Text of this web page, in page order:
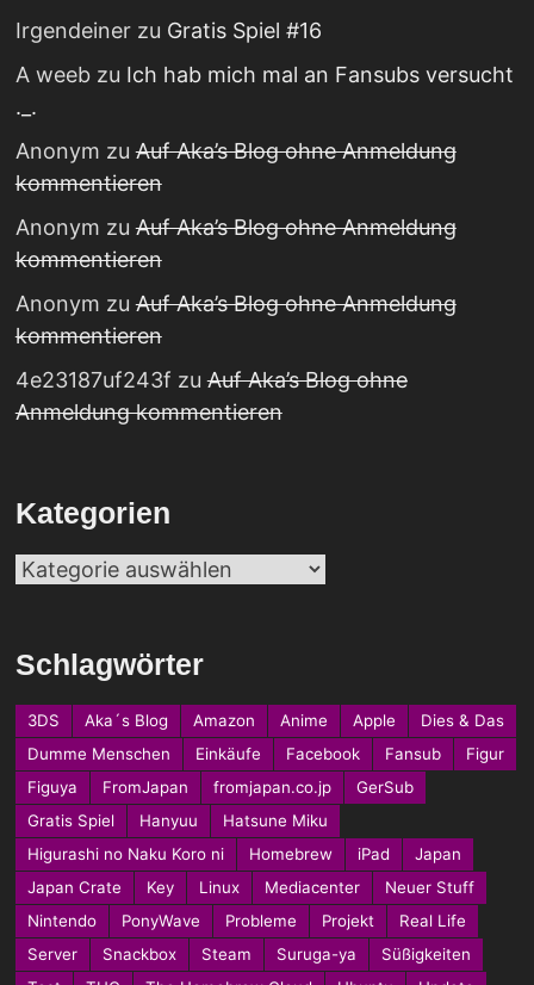
Irgendeinerzu Gratis Spiel #16
A weebzu Ich hab mich mal an Fansubs versucht
._.
Anonym zuAuf Aka’s Blog ohne Anmeldung
kommentieren
Anonym zuAuf Aka’s Blog ohne Anmeldung
kommentieren
Anonym zuAuf Aka’s Blog ohne Anmeldung
kommentieren
4e23187uf243f zuAuf Aka’s Blog ohne
Anmeldung kommentieren
Kategorien
Kategorien
Schlagwörter
3DS Aka´s Blog Amazon Anime Apple
Dies & Das
Dumme Menschen
Einkäufe Facebook Fansub
Figur
Figuya
FromJapan fromjapan.co.jp
GerSub
Gratis Spiel
Hanyuu
Hatsune Miku
Higurashi no Naku Koro ni
Homebrew iPad
Japan
Japan Crate
Key Linux Mediacenter
Neuer Stuff
Nintendo
PonyWave Probleme Projekt
Real Life
Server
Snackbox Steam Suruga-ya
Süßigkeiten